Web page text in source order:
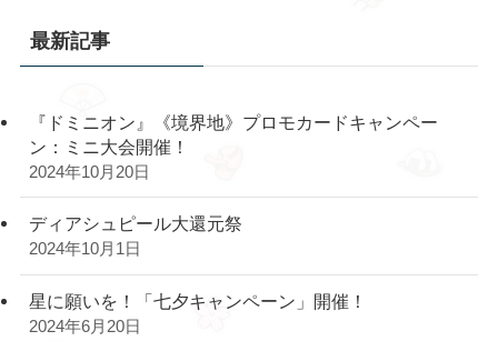
最新記事
『ドミニオン』《境界地》プロモカードキャンペー
ン：ミニ大会開催！
2024年10月20日
ディアシュピール大還元祭
2024年10月1日
星に願いを！「七夕キャンペーン」開催！
2024年6月20日